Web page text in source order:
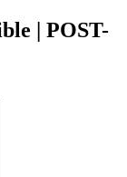
| POST-